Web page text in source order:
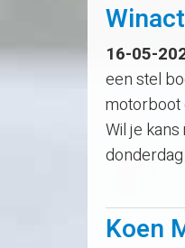
16-05-
een stel
motorboot
Wil je
Koen